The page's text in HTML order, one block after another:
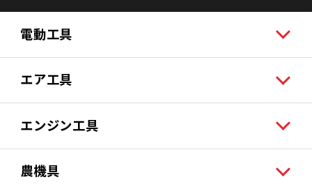
電動工具
エア工具
エンジン工具
農機具